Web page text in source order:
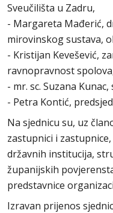
Sveučilišta u Zadru,
- Margareta Mađerić,
mirovinskog sustava,
- Kristijan Kevešević,
ravnopravnost
- mr. sc. Suzana
- Petra Kontić,
Na sjednicu su, uz
zastupnici i
državnih institucija,
županijskih
predstavnice
Izravan prijenos